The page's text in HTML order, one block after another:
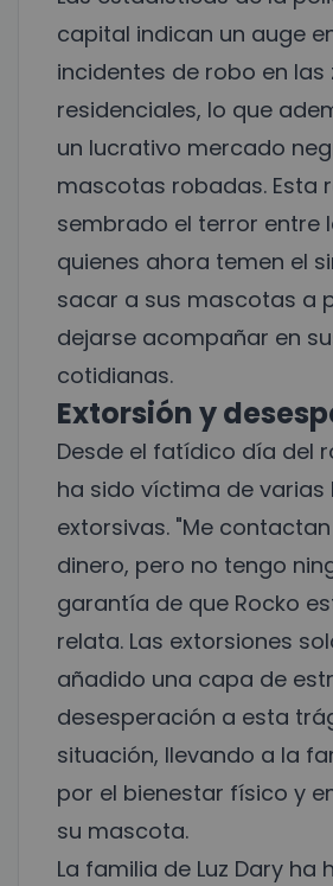
capital indican un auge
incidentes de robo en las
residenciales, lo que
un lucrativo mercado
mascotas robadas. Esta
sembrado el terror entre
quienes ahora temen el
sacar a sus mascotas a
dejarse acompañar en
cotidianas.
Extorsión y
Desde el fatídico día del
ha sido víctima de varias
extorsivas. "Me
dinero, pero no tengo
garantía de que Rocko
relata. Las extorsiones
añadido una capa de
desesperación a esta
situación, llevando a la
por el bienestar físico y
su mascota.
La familia de Luz Dary ha